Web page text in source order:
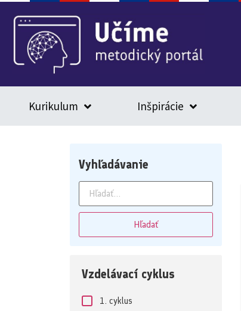
Kurikulum Inšpirácie
Vyhľadávanie
Hľadať
Vzdelávací cyklus
1. cyklus